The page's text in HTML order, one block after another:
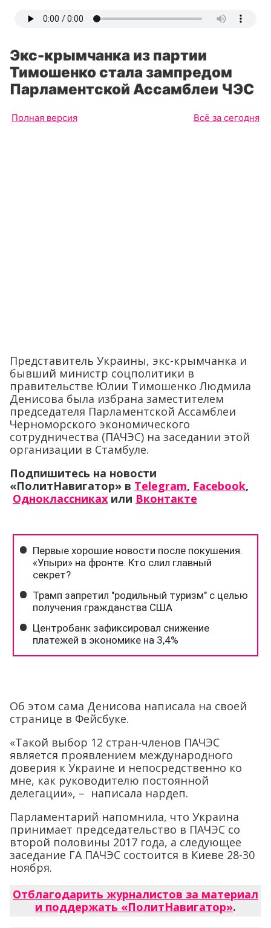
Экс-крымчанка из партии
Тимошенко стала зампредом
Парламентской Ассамблеи ЧЭС
Полная версия Всё за сегодня
Представитель Украины, экс-крымчанка и
бывший министр соцполитики в
правительстве Юлии Тимошенко Людмила
Денисова была избрана заместителем
председателя Парламентской Ассамблеи
Черноморского экономического
сотрудничества (ПАЧЭС) на заседании этой
организации в Стамбуле.
Подпишитесь на новости
«ПолитНавигатор» в Telegram, Facebook,
Одноклассниках или Вконтакте
Об этом сама Денисова написала на своей
странице в Фейсбуке.
«Такой выбор 12 стран-членов ПАЧЭС
является проявлением международного
доверия к Украине и непосредственно ко
мне, как руководителю постоянной
делегации», – написала нардеп.
Парламентарий напомнила, что Украина
принимает председательство в ПАЧЭС со
второй половины 2017 года, а следующее
заседание ГА ПАЧЭС состоится в Киеве 28-30
ноября.
Отблагодарить журналистов за материал
и поддержать «ПолитНавигатор».